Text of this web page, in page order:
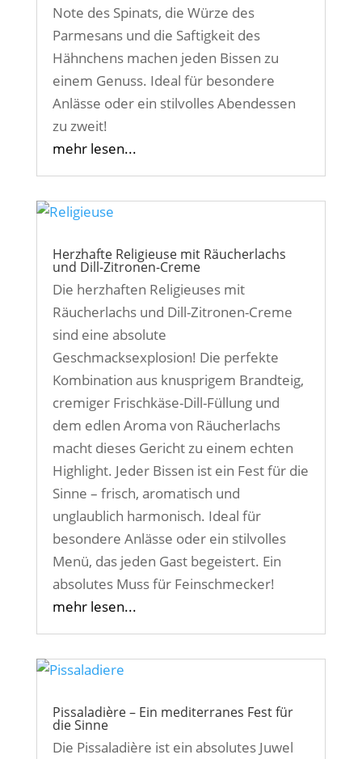
Note des Spinats, die Würze des
Parmesans und die Saftigkeit des
Hähnchens machen jeden Bissen zu
einem Genuss. Ideal für besondere
Anlässe oder ein stilvolles Abendessen
zu zweit!
mehr lesen...
Herzhafte Religieuse mit Räucherlachs
und Dill-Zitronen-Creme
Die herzhaften Religieuses mit
Räucherlachs und Dill-Zitronen-Creme
sind eine absolute
Geschmacksexplosion! Die perfekte
Kombination aus knusprigem Brandteig,
cremiger Frischkäse-Dill-Füllung und
dem edlen Aroma von Räucherlachs
macht dieses Gericht zu einem echten
Highlight. Jeder Bissen ist ein Fest für die
Sinne – frisch, aromatisch und
unglaublich harmonisch. Ideal für
besondere Anlässe oder ein stilvolles
Menü, das jeden Gast begeistert. Ein
absolutes Muss für Feinschmecker!
mehr lesen...
Pissaladière – Ein mediterranes Fest für
die Sinne
Die Pissaladière ist ein absolutes Juwel